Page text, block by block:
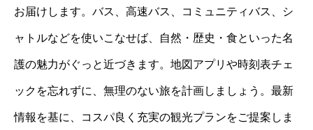
お届けします。バス、高速バス、コミュニティバス、シ
ャトルなどを使いこなせば、自然・歴史・食といった名
護の魅力がぐっと近づきます。地図アプリや時刻表チェ
ックを忘れずに、無理のない旅を計画しましょう。最新
情報を基に、コスパ良く充実の観光プランをご提案しま